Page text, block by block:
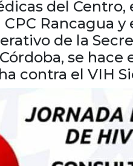
del Centro,
Rancagua y
de la
se hace
contra el VIH